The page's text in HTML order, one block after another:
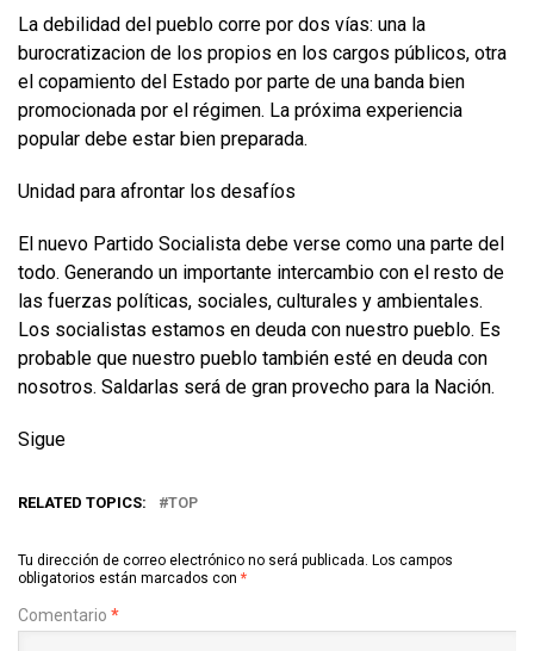
La debilidad del pueblo corre por dos vías: una la
burocratizacion de los propios en los cargos públicos, otra
el copamiento del Estado por parte de una banda bien
promocionada por el régimen. La próxima experiencia
popular debe estar bien preparada.
Unidad para afrontar los desafíos
El nuevo Partido Socialista debe verse como una parte del
todo. Generando un importante intercambio con el resto de
las fuerzas políticas, sociales, culturales y ambientales.
Los socialistas estamos en deuda con nuestro pueblo. Es
probable que nuestro pueblo también esté en deuda con
nosotros. Saldarlas será de gran provecho para la Nación.
Sigue
RELATED TOPICS: TOP
Tu dirección de correo electrónico no será publicada. Los campos
obligatorios están marcados con *
Comentario *